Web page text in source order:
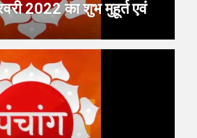
2022 का शुभ मुहूर्त एवं